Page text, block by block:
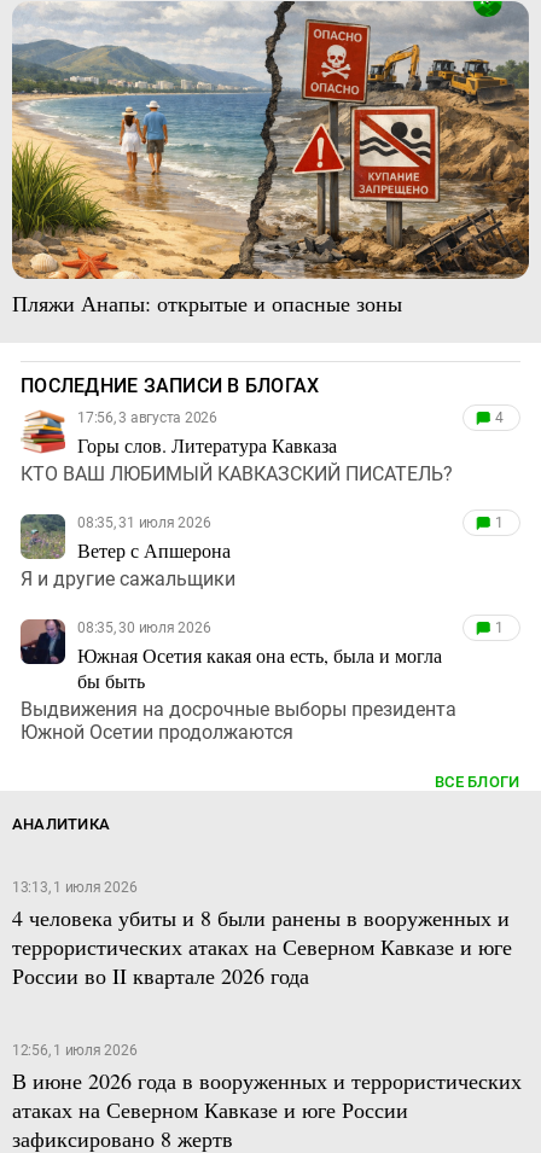
Пляжи Анапы: открытые и опасные зоны
ПОСЛЕДНИЕ ЗАПИСИ В БЛОГАХ
17:56, 3 августа 2026
Горы слов. Литература Кавказа
4
КТО ВАШ ЛЮБИМЫЙ КАВКАЗСКИЙ ПИСАТЕЛЬ?
08:35, 31 июля 2026
Ветер с Апшерона
1
Я и другие сажальщики
08:35, 30 июля 2026
Южная Осетия какая она есть, была и могла
бы быть
1
Выдвижения на досрочные выборы президента
Южной Осетии продолжаются
ВСЕ БЛОГИ
АНАЛИТИКА
13:13, 1 июля 2026
4 человека убиты и 8 были ранены в вооруженных и
террористических атаках на Северном Кавказе и юге
России во II квартале 2026 года
12:56, 1 июля 2026
В июне 2026 года в вооруженных и террористических
атаках на Северном Кавказе и юге России
зафиксировано 8 жертв